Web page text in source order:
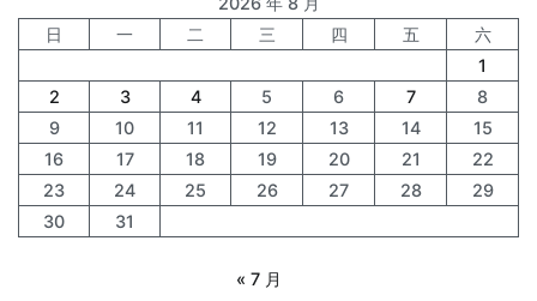
日
一 二 三 四 五
六
1
2
3 4 5 6 7
8
9
10 11 12 13 14
15
16
17 18 19 20 21
22
23
24 25 26 27 28
29
30
31
« 7 月